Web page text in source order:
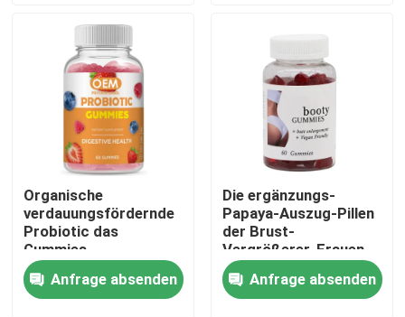
Über uns
Fabrik-Ausflug
Qualitätskontrolle
Treten Sie mit uns in Verbindung
Fordern Sie ein Zitat
Organische
verdauungsfördernde
Probiotic das
Gummies-
Ergänzungen der
Frauen für Brust-
Verbesserung
Anfrage absenden
Die ergänzungs-
Papaya-Auszug-Pillen
der Brust-
Vergrößerer-Frauen
Kräuterkundengerecht
Anfrage absenden